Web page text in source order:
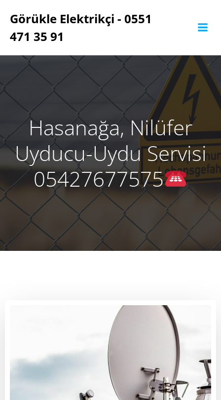
geç
Görükle Elektrikçi - 0551
471 35 91
Hasanağa, Nilüfer
Uyducu-Uydu Servisi
05427677575